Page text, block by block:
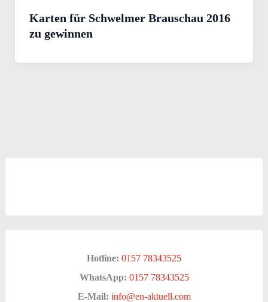
Karten für Schwelmer Brauschau 2016
zu gewinnen
Hotline: 0157 78343525
WhatsApp: 0157 78343525
E-Mail: info@en-aktuell.com